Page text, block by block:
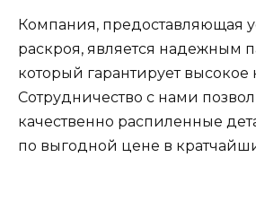
Компания, предоставляющая
раскроя, является надежным
который гарантирует высокое
Сотрудничество с нами
качественно распиленные
по выгодной цене в